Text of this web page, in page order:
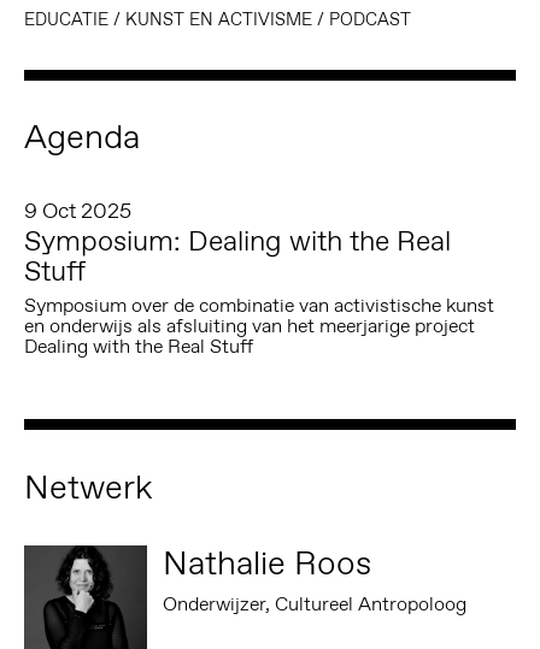
EDUCATIE/ KUNST EN ACTIVISME/ PODCAST
Agenda
9 Oct 2025
Symposium: Dealing with the Real
Stuff
Symposium over de combinatie van activistische kunst
en onderwijs als afsluiting van het meerjarige project
Dealing with the Real Stuff
Netwerk
Nathalie Roos
Onderwijzer, Cultureel Antropoloog